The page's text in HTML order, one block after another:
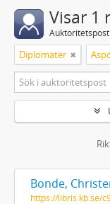
Visar 1
Auktoritetspost
Diplomater
Bonde,
https://libris.kb.se/